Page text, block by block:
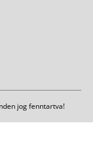
jog fenntartva!